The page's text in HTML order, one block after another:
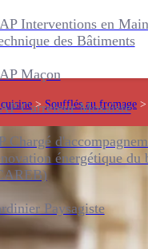
Interventions en
des Bâtiments
Maçon
Carreleur Mosaïste
Chargé
énergétique du
Paysagiste
> Soufflés au fromage >